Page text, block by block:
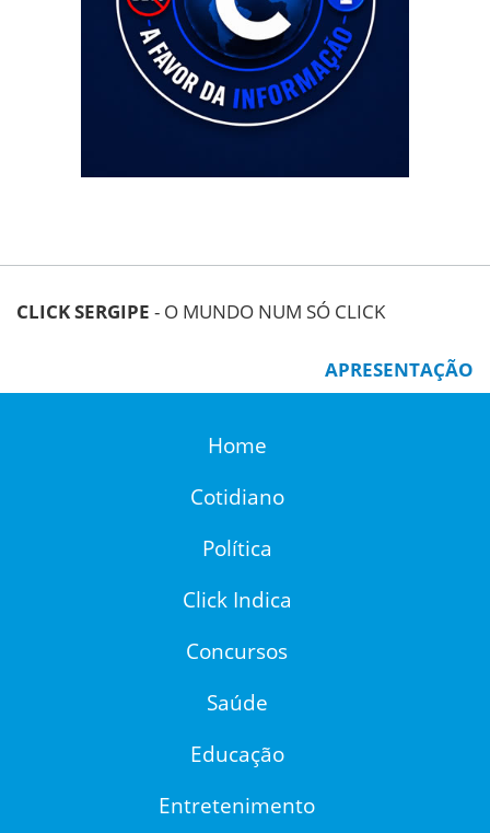
CLICK SERGIPE - O MUNDO NUM SÓ CLICK
APRESENTAÇÃO
Home
Cotidiano
Política
Click Indica
Concursos
Saúde
Educação
Entretenimento